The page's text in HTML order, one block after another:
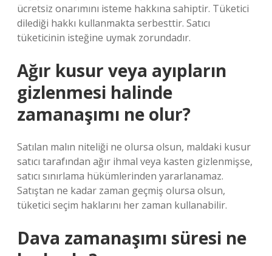
ücretsiz onarımını isteme hakkına sahiptir. Tüketici
dilediği hakkı kullanmakta serbesttir. Satıcı
tüketicinin isteğine uymak zorundadır.
Ağır kusur veya ayıpların
gizlenmesi halinde
zamanaşımı ne olur?
Satılan malın niteliği ne olursa olsun, maldaki kusur
satıcı tarafından ağır ihmal veya kasten gizlenmişse,
satıcı sınırlama hükümlerinden yararlanamaz.
Satıştan ne kadar zaman geçmiş olursa olsun,
tüketici seçim haklarını her zaman kullanabilir.
Dava zamanaşımı süresi ne